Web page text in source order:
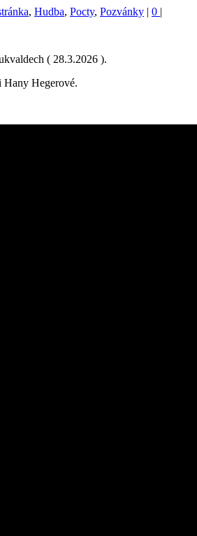
, Hudba, Pocty, Pozvánky | 0 |
( 28.3.2026 ).
Hany Hegerové.